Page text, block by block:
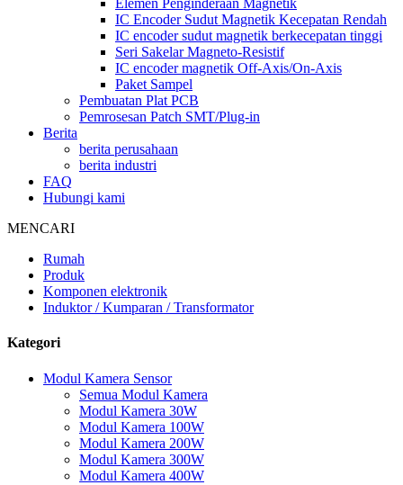
Elemen Penginderaan Magnetik
IC Encoder Sudut Magnetik Kecepatan Rendah
IC encoder sudut magnetik berkecepatan tinggi
Seri Sakelar Magneto-Resistif
IC encoder magnetik Off-Axis/On-Axis
Paket Sampel
Pembuatan Plat PCB
Pemrosesan Patch SMT/Plug-in
Berita
berita perusahaan
berita industri
FAQ
Hubungi kami
MENCARI
Rumah
Produk
Komponen elektronik
Induktor / Kumparan / Transformator
Kategori
Modul Kamera Sensor
Semua Modul Kamera
Modul Kamera 30W
Modul Kamera 100W
Modul Kamera 200W
Modul Kamera 300W
Modul Kamera 400W